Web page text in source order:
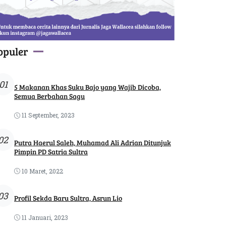
5 Makanan Khas Suku Bajo yang Wajib Dicoba,
Semua Berbahan Sagu
11 September, 2023
Putra Haerul Saleh, Muhamad Ali Adrian Ditunjuk
Pimpin PD Satria Sultra
10 Maret, 2022
Profil Sekda Baru Sultra, Asrun Lio
11 Januari, 2023